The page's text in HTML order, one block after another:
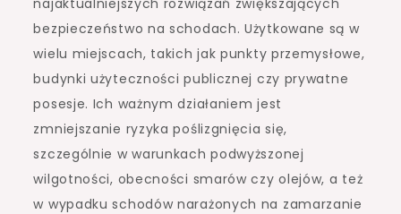
bezpieczeństwo na schodach. Użytkowane są w
wielu miejscach, takich jak punkty przemysłowe,
budynki użyteczności publicznej czy prywatne
posesje. Ich ważnym działaniem jest
zmniejszanie ryzyka poślizgnięcia się,
szczególnie w warunkach podwyższonej
wilgotności, obecności smarów czy olejów, a też
w wypadku schodów narażonych na zamarzanie